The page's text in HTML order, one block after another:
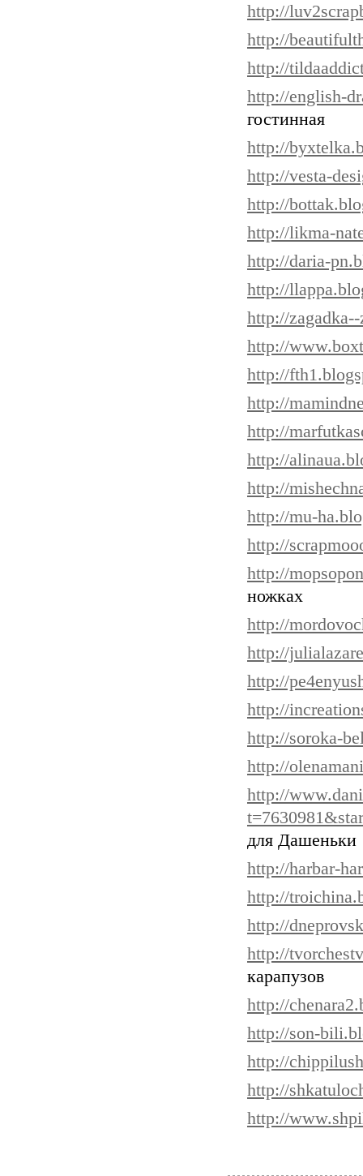
http://
http://
http://
http://english-
гостинная
http://
http://vesta-
http://
http://likma-
http://daria-
http://
http://
http://
http://
http://
http://
http://
http://
http://mu-
http://
http://
ножках
http://
http://
http://
http://
http://soroka-
http://
http://
для Дашеньки
http://harbar-
http://
http://
http://
карапузов
http://
http://son-
http://
http://
http://